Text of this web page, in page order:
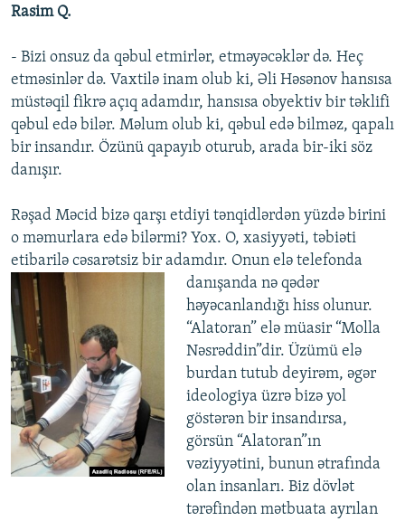
Rasim Q.
- Bizi onsuz da qəbul etmirlər, etməyəcəklər də. Heç
etməsinlər də. Vaxtilə inam olub ki, Əli Həsənov hansısa
müstəqil fikrə açıq adamdır, hansısa obyektiv bir təklifi
qəbul edə bilər. Məlum olub ki, qəbul edə bilməz, qapalı
bir insandır. Özünü qapayıb oturub, arada bir-iki söz
danışır.
Rəşad Məcid bizə qarşı etdiyi tənqidlərdən yüzdə birini
o məmurlara edə bilərmi? Yox. O, xasiyyəti, təbiəti
etibarilə cəsarətsiz bir adamdır. Onun elə telefonda
danışanda nə qədər
həyəcanlandığı hiss olunur.
“Alatoran” elə müasir “Molla
Nəsrəddin”dir. Üzümü elə
burdan tutub deyirəm, əgər
ideologiya üzrə bizə yol
göstərən bir insandırsa,
görsün “Alatoran”ın
vəziyyətini, bunun ətrafında
olan insanları. Biz dövlət
tərəfindən mətbuata ayrılan